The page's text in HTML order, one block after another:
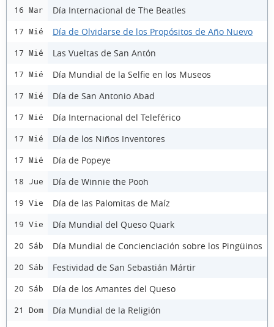
16 Mar Día Internacional de The Beatles
17 Mié Día de Olvidarse de los Propósitos de Año Nuevo
17 Mié Las Vueltas de San Antón
17 Mié Día Mundial de la Selfie en los Museos
17 Mié Día de San Antonio Abad
17 Mié Día Internacional del Teleférico
17 Mié Día de los Niños Inventores
17 Mié Día de Popeye
18 Jue Día de Winnie the Pooh
19 Vie Día de las Palomitas de Maíz
19 Vie Día Mundial del Queso Quark
20 Sáb Día Mundial de Concienciación sobre los Pingüinos
20 Sáb Festividad de San Sebastián Mártir
20 Sáb Día de los Amantes del Queso
21 Dom Día Mundial de la Religión